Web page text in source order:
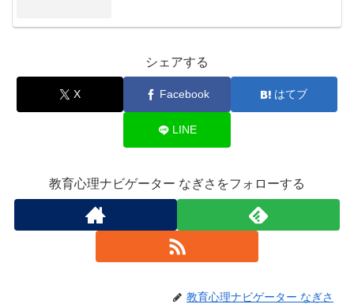
シェアする
X Facebook はてブ
LINE
教育心理ナビゲーター なぎさをフォローする
教育心理ナビゲーター なぎさ